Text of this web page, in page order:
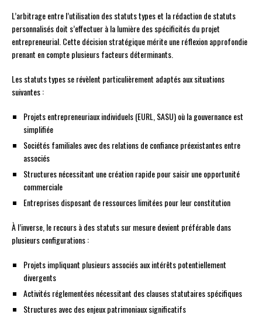
L’arbitrage entre l’utilisation des statuts types et la rédaction de statuts
personnalisés doit s’effectuer à la lumière des spécificités du projet
entrepreneurial. Cette décision stratégique mérite une réflexion approfondie
prenant en compte plusieurs facteurs déterminants.
Les statuts types se révèlent particulièrement adaptés aux situations
suivantes :
Projets entrepreneuriaux individuels (EURL, SASU) où la gouvernance est
simplifiée
Sociétés familiales avec des relations de confiance préexistantes entre
associés
Structures nécessitant une création rapide pour saisir une opportunité
commerciale
Entreprises disposant de ressources limitées pour leur constitution
À l’inverse, le recours à des statuts sur mesure devient préférable dans
plusieurs configurations :
Projets impliquant plusieurs associés aux intérêts potentiellement
divergents
Activités réglementées nécessitant des clauses statutaires spécifiques
Structures avec des enjeux patrimoniaux significatifs